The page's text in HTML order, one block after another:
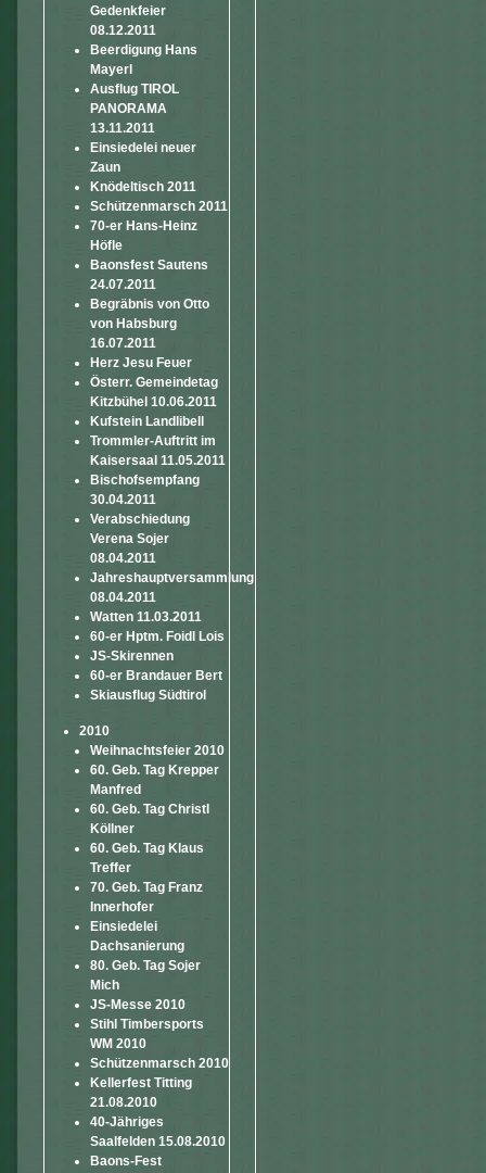
Gedenkfeier
08.12.2011
Beerdigung Hans
Mayerl
Ausflug TIROL
PANORAMA
13.11.2011
Einsiedelei neuer
Zaun
Knödeltisch 2011
Schützenmarsch 2011
70-er Hans-Heinz
Höfle
Baonsfest Sautens
24.07.2011
Begräbnis von Otto
von Habsburg
16.07.2011
Herz Jesu Feuer
Österr. Gemeindetag
Kitzbühel 10.06.2011
Kufstein Landlibell
Trommler-Auftritt im
Kaisersaal 11.05.2011
Bischofsempfang
30.04.2011
Verabschiedung
Verena Sojer
08.04.2011
Jahreshauptversammlung
08.04.2011
Watten 11.03.2011
60-er Hptm. Foidl Lois
JS-Skirennen
60-er Brandauer Bert
Skiausflug Südtirol
2010
Weihnachtsfeier 2010
60. Geb. Tag Krepper
Manfred
60. Geb. Tag Christl
Köllner
60. Geb. Tag Klaus
Treffer
70. Geb. Tag Franz
Innerhofer
Einsiedelei
Dachsanierung
80. Geb. Tag Sojer
Mich
JS-Messe 2010
Stihl Timbersports
WM 2010
Schützenmarsch 2010
Kellerfest Titting
21.08.2010
40-Jähriges
Saalfelden 15.08.2010
Baons-Fest